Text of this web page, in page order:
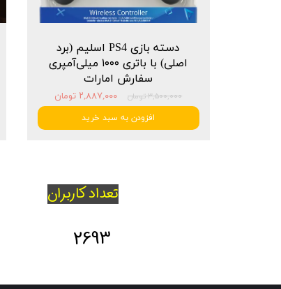
دسته بازی PS4 اسلیم (برد
اصلی) با باتری ۱۰۰۰ میلی‌آمپری
سفارش امارات
۳,۵۰۰,۰۰۰ تومان ۲,۸۸۷,۰۰۰ تومان
افزودن به سبد خرید
تعداد کاربران
2693